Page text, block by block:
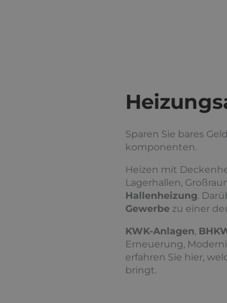
Sparen Sie bares
komponenten.
Heizen mit
Lagerhallen,
Hallenheizung.
Gewerbe zu einer
KWK-Anlagen,
Erneuerung,
erfahren Sie hier,
bringt.